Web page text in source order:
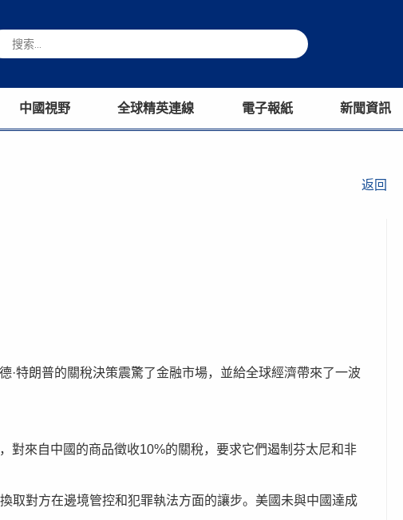
中國視野 全球精英連線 電子報紙 新聞資訊
返回
特朗普的關稅決策震驚了金融市場，並給全球經濟帶來了一波
對來自中國的商品徵收10%的關稅，要求它們遏制芬太尼和非
對方在邊境管控和犯罪執法方面的讓步。美國未與中國達成